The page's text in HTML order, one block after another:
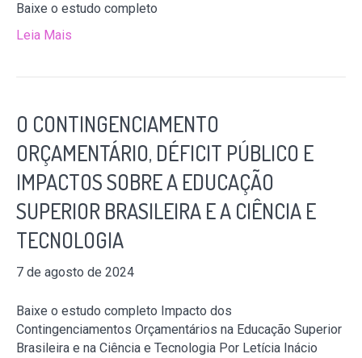
Baixe o estudo completo
Leia Mais
O CONTINGENCIAMENTO
ORÇAMENTÁRIO, DÉFICIT PÚBLICO E
IMPACTOS SOBRE A EDUCAÇÃO
SUPERIOR BRASILEIRA E A CIÊNCIA E
TECNOLOGIA
7 de agosto de 2024
Baixe o estudo completo Impacto dos
Contingenciamentos Orçamentários na Educação Superior
Brasileira e na Ciência e Tecnologia Por Letícia Inácio